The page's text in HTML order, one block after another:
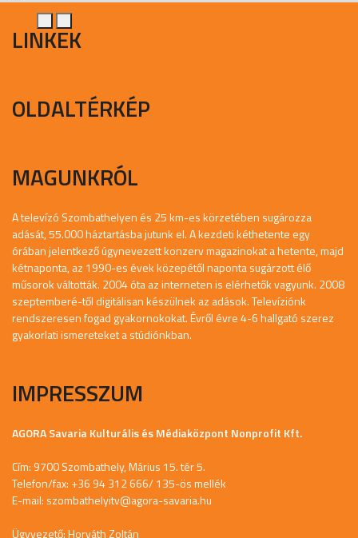
LINKEK
OLDALTÉRKÉP
MAGUNKRÓL
A televízó Szombathelyen és 25 km-es körzetében sugározza
adását, 55.000 háztartásba jutunk el. A kezdeti kéthetente egy
órában jelentkező úgynevezett konzerv magazinokat a hetente, majd
kétnaponta, az 1990-es évek közepétől naponta sugárzott élő
műsorok váltották. 2004 óta az interneten is elérhetők vagyunk. 2008
szeptemberé-től digitálisan készülnek az adások. Televíziónk
rendszeresen fogad gyakornokokat. Évről évre 4-6 hallgató szerez
gyakorlati ismereteket a stúdiónkban.
IMPRESSZUM
AGORA Savaria Kulturális és Médiaközpont Nonprofit Kft.
Cím: 9700 Szombathely, Márius 15. tér 5.
Telefon/fax: +36 94 312 666/ 135-ös mellék
E-mail: szombathelyitv@agora-savaria.hu
Ügyvezető: Horváth Zoltán